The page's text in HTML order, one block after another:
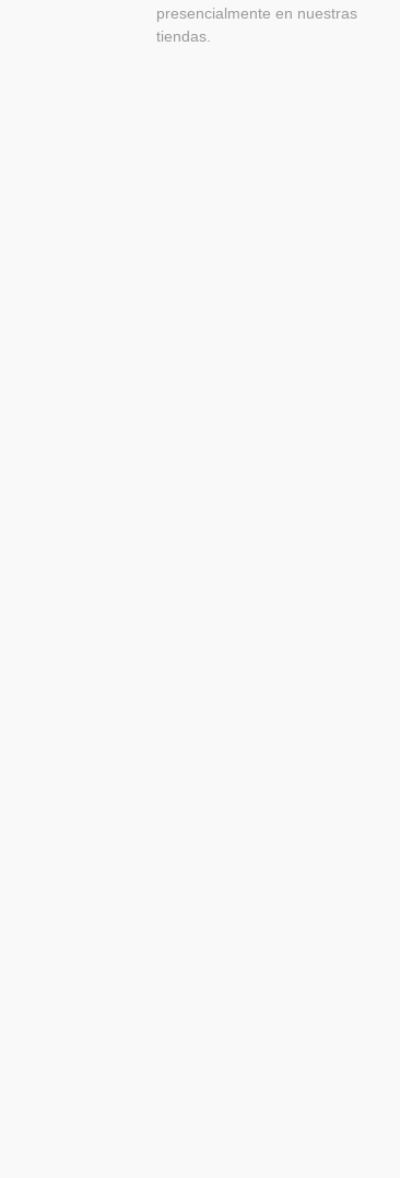
presencialmente en nuestras
tiendas.